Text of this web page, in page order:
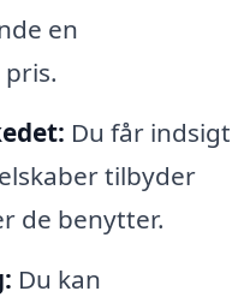
en
Du får indsigt
tilbyder
de benytter.
Du kan